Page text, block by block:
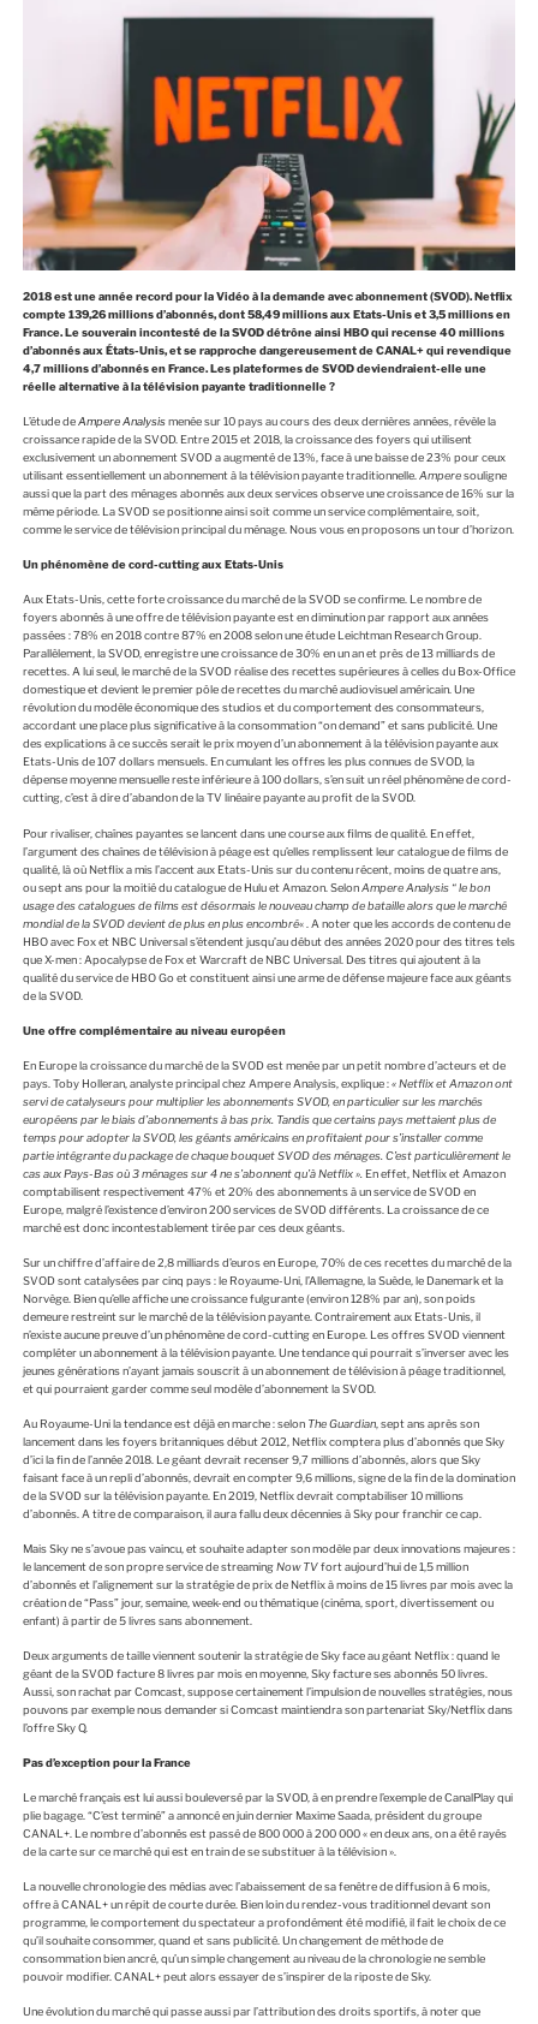
2018 est une année record pour la Vidéo à la demande avec abonnement (SVOD). Netflix
compte 139,26 millions d’abonnés, dont 58,49 millions aux Etats-Unis et 3,5 millions en
France. Le souverain incontesté de la SVOD détrône ainsi HBO qui recense 40 millions
d’abonnés aux États-Unis, et se rapproche dangereusement de CANAL+ qui revendique
4,7 millions d’abonnés en France. Les plateformes de SVOD deviendraient-elle une
réelle alternative à la télévision payante traditionnelle ?
L’étude deAmpere Analysismenée sur 10 pays au cours des deux dernières années, révèle la
croissance rapide de la SVOD. Entre 2015 et 2018, la croissance des foyers qui utilisent
exclusivement un abonnement SVOD a augmenté de 13%, face à une baisse de 23% pour ceux
utilisant essentiellement un abonnement à la télévision payante traditionnelle.Amperesouligne
aussi que la part des ménages abonnés aux deux services observe une croissance de 16% sur la
même période. La SVOD se positionne ainsi soit comme un service complémentaire, soit,
comme le service de télévision principal du ménage. Nous vous en proposons un tour d’horizon.
Un phénomène de cord-cutting aux Etats-Unis
Aux Etats-Unis, cette forte croissance du marché de la SVOD se confirme. Le nombre de
foyers abonnés à une offre de télévision payante est en diminution par rapport aux années
passées : 78% en 2018 contre 87% en 2008 selon une étude Leichtman Research Group.
Parallèlement, la SVOD, enregistre une croissance de 30% en un an et près de 13 milliards de
recettes. A lui seul, le marché de la SVOD réalise des recettes supérieures à celles du Box-Office
domestique et devient le premier pôle de recettes du marché audiovisuel américain. Une
révolution du modèle économique des studios et du comportement des consommateurs,
accordant une place plus significative à la consommation “on demand” et sans publicité. Une
des explications à ce succès serait le prix moyen d’un abonnement à la télévision payante aux
Etats-Unis de 107 dollars mensuels. En cumulant les offres les plus connues de SVOD, la
dépense moyenne mensuelle reste inférieure à 100 dollars, s’en suit un réel phénomène de cord-
cutting, c’est à dire d’abandon de la TV linéaire payante au profit de la SVOD.
Pour rivaliser, chaînes payantes se lancent dans une course aux films de qualité. En effet,
l’argument des chaînes de télévision à péage est qu’elles remplissent leur catalogue de films de
qualité, là où Netflix a mis l’accent aux Etats-Unis sur du contenu récent, moins de quatre ans,
ou sept ans pour la moitié du catalogue de Hulu et Amazon. SelonAmpere Analysis “le bon
usage des catalogues de films est désormais le nouveau champ de bataille alors que le marché
mondial de la SVOD devient de plus en plus encombré« . A noter que les accords de contenu de
HBO avec Fox et NBC Universal s’étendent jusqu’au début des années 2020 pour des titres tels
que X-men : Apocalypse de Fox et Warcraft de NBC Universal. Des titres qui ajoutent à la
qualité du service de HBO Go et constituent ainsi une arme de défense majeure face aux géants
de la SVOD.
Une offre complémentaire au niveau européen
En Europe la croissance du marché de la SVOD est menée par un petit nombre d’acteurs et de
pays. Toby Holleran, analyste principal chez Ampere Analysis, explique :« Netflix et Amazon ont
servi de catalyseurs pour multiplier les abonnements SVOD, en particulier sur les marchés
européens par le biais d’abonnements à bas prix. Tandis que certains pays mettaient plus de
temps pour adopter la SVOD, les géants américains en profitaient pour s’installer comme
partie intégrante du package de chaque bouquet SVOD des ménages. C’est particulièrement le
cas aux Pays-Bas où 3 ménages sur 4 ne s’abonnent qu’à Netflix ». En effet, Netflix et Amazon
comptabilisent respectivement 47% et 20% des abonnements à un service de SVOD en
Europe, malgré l’existence d’environ 200 services de SVOD différents. La croissance de ce
marché est donc incontestablement tirée par ces deux géants.
Sur un chiffre d’affaire de 2,8 milliards d’euros en Europe, 70% de ces recettes du marché de la
SVOD sont catalysées par cinq pays : le Royaume-Uni, l’Allemagne, la Suède, le Danemark et la
Norvège. Bien qu’elle affiche une croissance fulgurante (environ 128% par an), son poids
demeure restreint sur le marché de la télévision payante. Contrairement aux Etats-Unis, il
n’existe aucune preuve d’un phénomène de cord-cutting en Europe. Les offres SVOD viennent
compléter un abonnement à la télévision payante. Une tendance qui pourrait s’inverser avec les
jeunes générations n’ayant jamais souscrit à un abonnement de télévision à péage traditionnel,
et qui pourraient garder comme seul modèle d’abonnement la SVOD.
Au Royaume-Uni la tendance est déjà en marche : selon The Guardian, sept ans après son
lancement dans les foyers britanniques début 2012, Netflix comptera plus d’abonnés que Sky
d’ici la fin de l’année 2018. Le géant devrait recenser 9,7 millions d’abonnés, alors que Sky
faisant face à un repli d’abonnés, devrait en compter 9,6 millions, signe de la fin de la domination
de la SVOD sur la télévision payante. En 2019, Netflix devrait comptabiliser 10 millions
d’abonnés. A titre de comparaison, il aura fallu deux décennies à Sky pour franchir ce cap.
Mais Sky ne s’avoue pas vaincu, et souhaite adapter son modèle par deux innovations majeures :
le lancement de son propre service de streamingNow TVfort aujourd’hui de 1,5 million
d’abonnés et l’alignement sur la stratégie de prix de Netflix à moins de 15 livres par mois avec la
création de “Pass” jour, semaine, week-end ou thématique (cinéma, sport, divertissement ou
enfant) à partir de 5 livres sans abonnement.
Deux arguments de taille viennent soutenir la stratégie de Sky face au géant Netflix : quand le
géant de la SVOD facture 8 livres par mois en moyenne, Sky facture ses abonnés 50 livres.
Aussi, son rachat par Comcast, suppose certainement l’impulsion de nouvelles stratégies, nous
pouvons par exemple nous demander si Comcast maintiendra son partenariat Sky/Netflix dans
l’offre Sky Q.
Pas d’exception pour la France
Le marché français est lui aussi bouleversé par la SVOD, à en prendre l’exemple de CanalPlay qui
plie bagage. “C’est terminé” a annoncé en juin dernier Maxime Saada, président du groupe
CANAL+. Le nombre d’abonnés est passé de 800 000 à 200 000 « en deux ans, on a été rayés
de la carte sur ce marché qui est en train de se substituer à la télévision ».
La nouvelle chronologie des médias avec l’abaissement de sa fenêtre de diffusion à 6 mois,
offre à CANAL+ un répit de courte durée. Bien loin du rendez-vous traditionnel devant son
programme, le comportement du spectateur a profondément été modifié, il fait le choix de ce
qu’il souhaite consommer, quand et sans publicité. Un changement de méthode de
consommation bien ancré, qu’un simple changement au niveau de la chronologie ne semble
pouvoir modifier. CANAL+ peut alors essayer de s’inspirer de la riposte de Sky.
Une évolution du marché qui passe aussi par l’attribution des droits sportifs, à noter que